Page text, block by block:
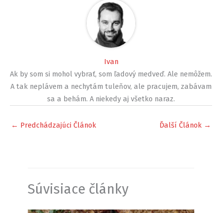
Ivan
Ak by som si mohol vybrať, som ľadový medveď. Ale nemôžem.
A tak neplávem a nechytám tuleňov, ale pracujem, zabávam
sa a behám. A niekedy aj všetko naraz.
← Predchádzajúci Článok Ďalší Článok →
Súvisiace články